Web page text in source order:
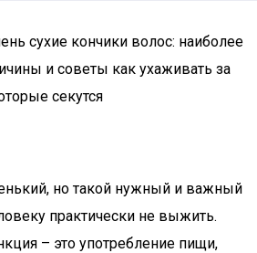
сухие кончики волос: наиболее
и советы как ухаживать за
секутся
но такой нужный и важный
практически не выжить.
– это употребление пищи,